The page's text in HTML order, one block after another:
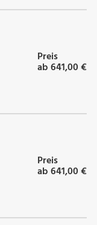
Preis
ab 641,00 €
Preis
ab 641,00 €